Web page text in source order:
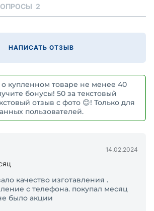
2
НАПИСАТЬ ОТЗЫВ
о купленном товаре не менее 40
бонусы! 50 за текстовый
отзыв с фото 😊! Только для
пользователей.
14.02.2024
качество изготавления .
с телефона. покупал месяц
было акции